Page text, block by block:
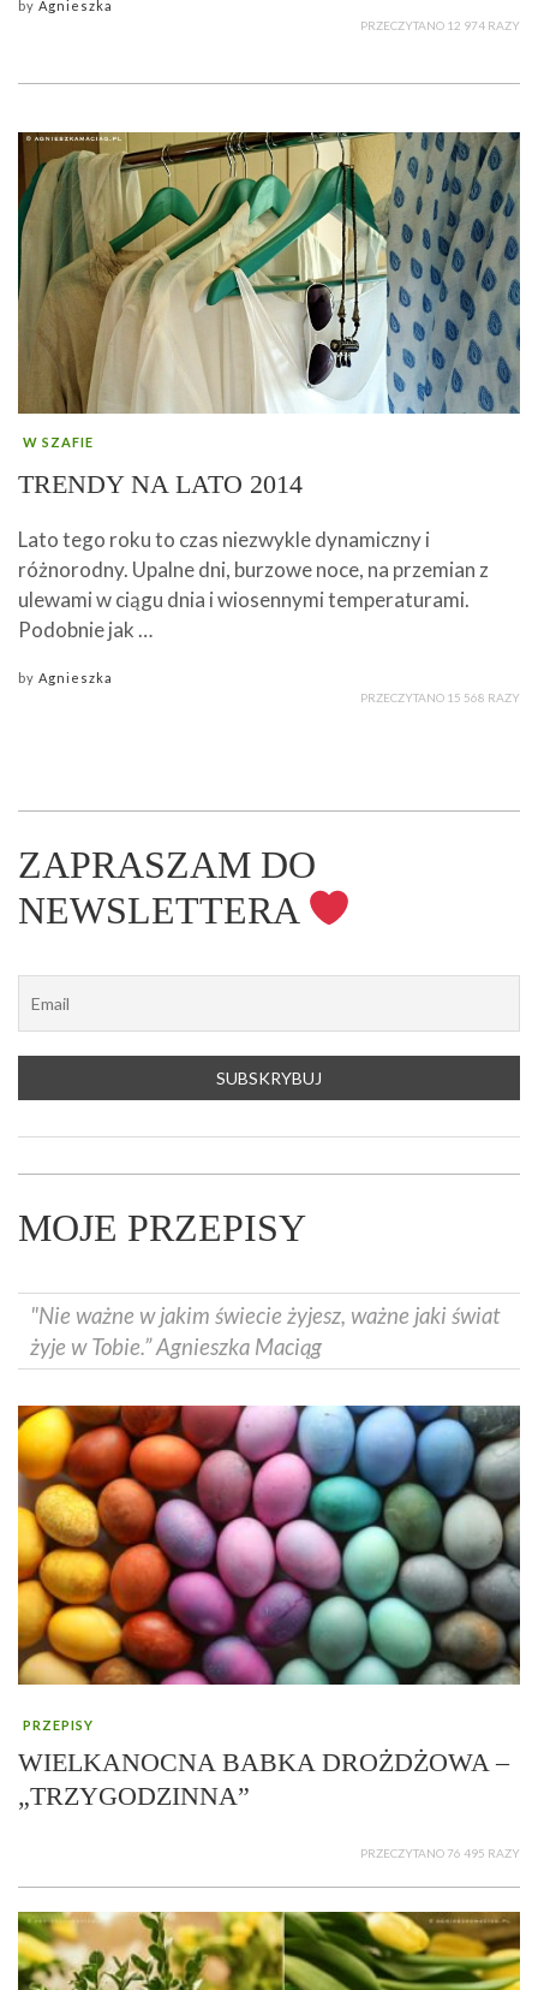
by Agnieszka
PRZECZYTANO 12 974 RAZY
W SZAFIE
TRENDY NA LATO 2014
Lato tego roku to czas niezwykle dynamiczny i
różnorodny. Upalne dni, burzowe noce, na przemian z
ulewami w ciągu dnia i wiosennymi temperaturami.
Podobnie jak …
by Agnieszka
PRZECZYTANO 15 568 RAZY
ZAPRASZAM DO
NEWSLETTERA
MOJE PRZEPISY
"Nie ważne w jakim świecie żyjesz, ważne jaki świat
żyje w Tobie.” Agnieszka Maciąg
PRZEPISY
WIELKANOCNA BABKA DROŻDŻOWA –
„TRZYGODZINNA”
PRZECZYTANO 76 495 RAZY